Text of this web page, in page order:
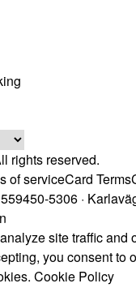
rights reserved.
of serviceCard Terms
5306 ·
site traffic and
you consent to
Cookie Policy